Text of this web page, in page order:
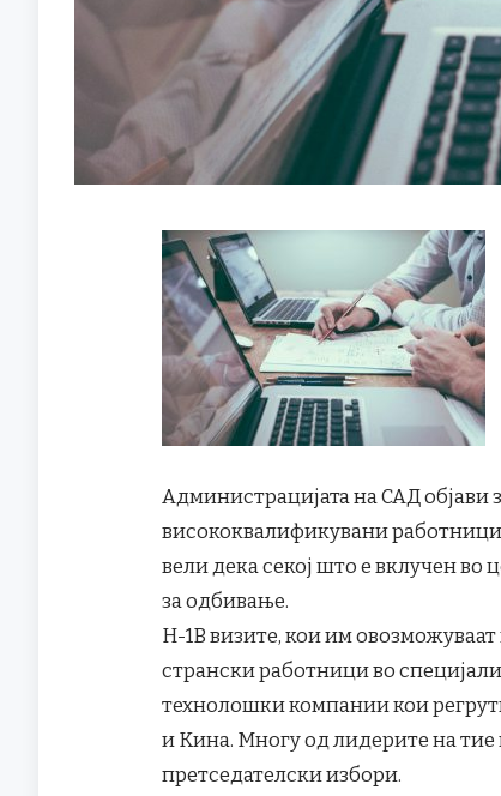
Администрацијата на САД објави
висококвалификувани
вели дека секој што е вклучен во
за одбивање.
H-1B визите, кои им
странски работници во
технолошки компании кои
и Кина. Многу од лидерите на
претседателски избори.